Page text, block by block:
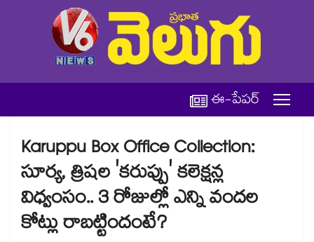
ఈ-పేపర్
Karuppu Box Office Collection:
సూర్య, త్రిషల 'కరుప్పు' కలెక్షన్ల
విధ్వంసం.. 3 రోజుల్లో ఎన్ని వందల
కోట్లు రాబట్టిందంటే?